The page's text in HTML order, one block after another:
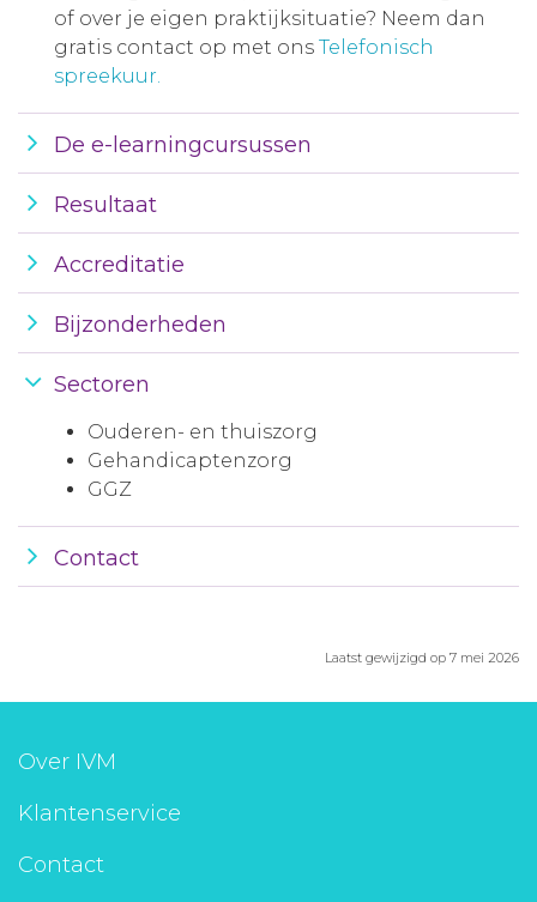
of over je eigen praktijksituatie? Neem dan
gratis contact op met ons Telefonisch
spreekuur.
De e-learningcursussen
Resultaat
Accreditatie
Bijzonderheden
Sectoren
Ouderen- en thuiszorg
Gehandicaptenzorg
GGZ
Contact
Laatst gewijzigd op 7 mei 2026
Over IVM
Klantenservice
Contact